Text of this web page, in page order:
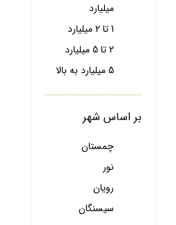
میلیارد
1 تا 2 میلیارد
2 تا 5 میلیارد
5 میلیارد به بالا
بر اساس شهر
چمستان
نور
رویان
سیسنگان